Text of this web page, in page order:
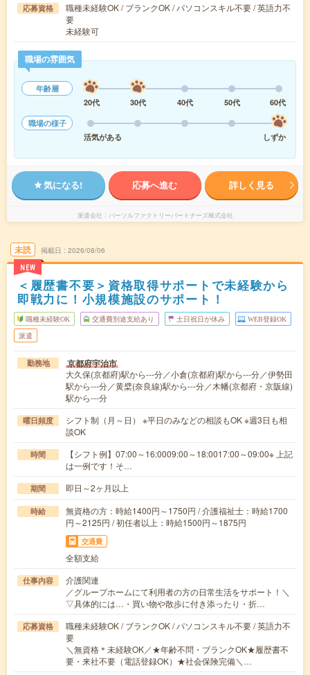
応募資格
職種未経験OK / ブランクOK / パソコンスキル不要 / 英語力不
要
未経験可
職場の雰囲気
年齢層
20代
30代 40代 50代
60代
職場の様子
活気がある
しずか
気になる! 応募へ進む 詳しく見る
派遣会社 パーソルファクトリーパートナーズ株式会社
未読
NEW
掲載日 2026/08/06
＜履歴書不要＞資格取得サポートで未経験から
即戦力に！小規模施設のサポート！
職種未経験OK 交通費別途支給あり 土日祝日が休み WEB登録OK
派遣
勤務地 京都府宇治市
大久保(京都府)駅から---分／小倉(京都府)駅から---分／伊勢田
駅から---分／黄檗(奈良線)駅から---分／木幡(京都府・京阪線)
駅から---分
曜日頻度
シフト制（月～日） ※平日のみなどの相談もOK ※週3日も相
談OK
時間
【シフト例】07:00～16:0009:00～18:0017:00～09:00※ 上記
は一例です！そ…
期間 即日～2ヶ月以上
時給
無資格の方：時給1400円～1750円 / 介護福祉士：時給1700
円～2125円 / 初任者以上：時給1500円～1875円
交通費
全額支給
仕事内容
介護関連
／グループホームにて利用者の方の日常生活をサポート！＼
▽具体的には…・買い物や散歩に付き添ったり・折…
応募資格
職種未経験OK / ブランクOK / パソコンスキル不要 / 英語力不
要
＼無資格＊未経験OK／★年齢不問・ブランクOK★履歴書不
要・来社不要（電話登録OK）★社会保険完備＼…